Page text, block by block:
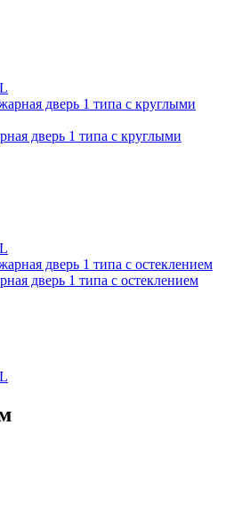
дверь 1 типа с круглыми
дверь 1 типа с остеклением